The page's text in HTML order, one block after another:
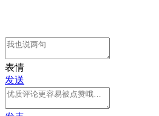
表情
发送